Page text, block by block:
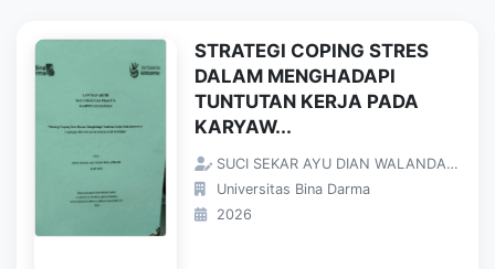
STRATEGI COPING STRES
DALAM MENGHADAPI
TUNTUTAN KERJA PADA
KARYAW...
SUCI SEKAR AYU DIAN WALANDARI;
Universitas Bina Darma
2026